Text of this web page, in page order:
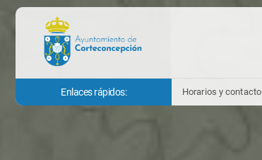
Enlaces rápidos: Horarios y contacto